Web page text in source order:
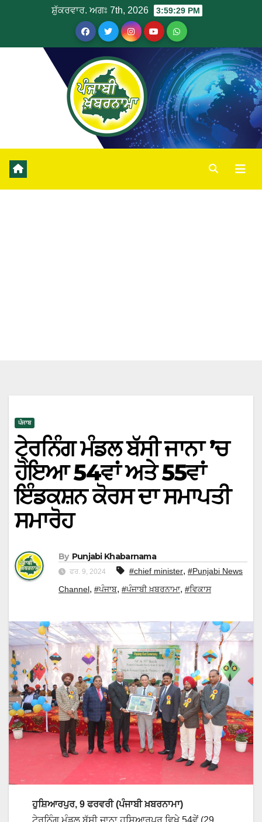
ਸ਼ੁੱਕਰਵਾਰ. ਅਗਃ 7th, 2026 3:59:30 PM
ਪੰਜਾਬ
ਟੇ੍ਰਨਿੰਗ ਮੰਡਲ ਬੱਸੀ ਜਾਨਾ ’ਚ
ਹੋਇਆ 54ਵਾਂ ਅਤੇ 55ਵਾਂ
ਇੰਡਕਸ਼ਨ ਕੋਰਸ ਦਾ ਸਮਾਪਤੀ
ਸਮਾਰੋਹ
By Punjabi Khabarnama
ਫਰ. 9, 2024 #chief minister, #Punjabi News
Channel, #ਪੰਜਾਬ, #ਪੰਜਾਬੀ ਖ਼ਬਰਨਾਮਾ, #ਵਿਕਾਸ
ਹੁਸ਼ਿਆਰਪੁਰ, 9 ਫਰਵਰੀ (ਪੰਜਾਬੀ ਖ਼ਬਰਨਾਮਾ)
ਟੇ੍ਰਨਿੰਗ ਮੰਡਲ ਬੱਸੀ ਜਾਨਾ ਹੁਸ਼ਿਆਰਪੁਰ ਵਿਖੇ 54ਵੇਂ (29